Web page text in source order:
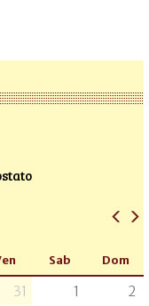
Sab Dom
31 1
2